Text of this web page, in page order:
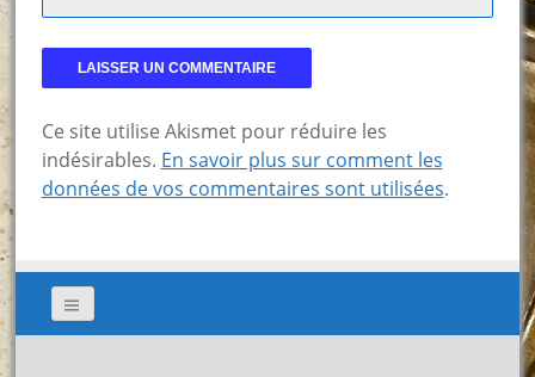
Ce site utilise Akismet pour réduire les
indésirables. En savoir plus sur comment les
données de vos commentaires sont utilisées.